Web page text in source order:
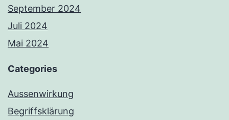
September 2024
Juli 2024
Mai 2024
Categories
Aussenwirkung
Begriffsklärung